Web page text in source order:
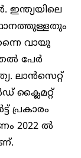
ഇന്ത്യയിലെ
വായു
പേർ
ലാൻസെറ്റ്
പ്രകാരം
2022 ൽ